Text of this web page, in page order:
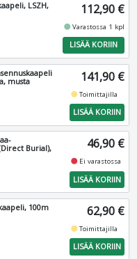
LSZH,
112,90 €
fiber_manual_recordVarastossa 1 kpl
LISÄÄ KORIIN
musta
141,90 €
fiber_manual_recordToimittajilla
LISÄÄ KORIIN
Burial),
46,90 €
fiber_manual_record Ei varastossa
LISÄÄ KORIIN
100m
62,90 €
fiber_manual_recordToimittajilla
LISÄÄ KORIIN